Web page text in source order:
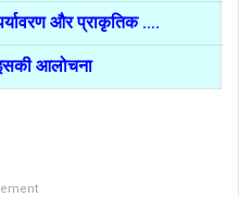
और प्राकृतिक ….
आलोचना